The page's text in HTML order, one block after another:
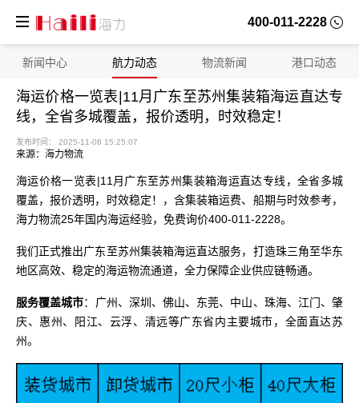
400-011-2228
新闻中心 航力动态 物流新闻 港口动态
海运价格一览表|11月广东至苏州集装箱海运直达专
线，全省多城覆盖，报价透明，时效稳定！
来源：海力物流
海运价格一览表|11月广东至苏州集装箱海运直达专线，全省多城
覆盖，报价透明，时效稳定！，含集装箱运费、船期与时效参考，
海力物流25年国内海运经验，免费询价400-011-2228。
我们正式推出广东至苏州集装箱海运直达服务，打造珠三角至华东
地区高效、稳定的海运物流通道，全力保障企业供应链畅通。
服务覆盖城市：广州、深圳、佛山、东莞、中山、珠海、江门、肇
庆、惠州、阳江、云浮、清远等广东省内主要城市，全面直达苏
州。